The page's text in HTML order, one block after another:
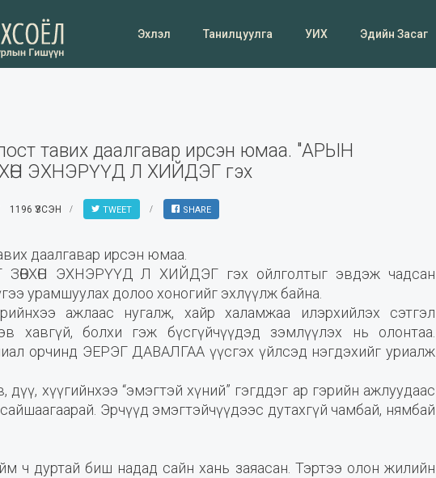
Эхлэл Танилцуулга УИХ Эдийн Засаг
тавих даалгавар ирсэн юмаа. "АРЫН
ЭХНЭРҮҮД Л ХИЙДЭГ гэх
1196 ҮЗСЭН TWEET SHARE
даалгавар ирсэн юмаа.
ЭХНЭРҮҮД Л ХИЙДЭГ гэх ойлголтыг эвдэж чадсан
урамшуулах долоо хоногийг эхлүүлж байна.
ажлаас нугалж, хайр халамжаа илэрхийлэх сэтгэл
хавгүй, болхи гэж бүсгүйчүүдэд зэмлүүлэх нь олонтаа.
орчинд ЭЕРЭГ ДАВАЛГАА үүсгэх үйлсэд нэгдэхийг уриалж
дүү, хүүгийнхээ “эмэгтэй хүний” гэгддэг ар гэрийн ажлуудаас
Эрчүүд эмэгтэйчүүдээс дутахгүй чамбай, нямбай
ч дуртай биш надад сайн хань заяасан. Тэртээ олон жилийн